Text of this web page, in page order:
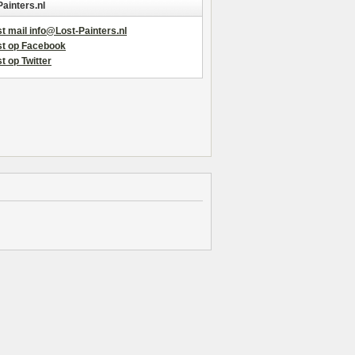
mail info@Lost-Painters.nl
op Facebook
op Twitter